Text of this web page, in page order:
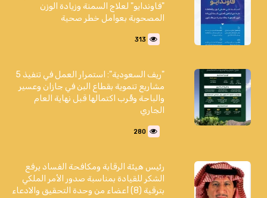
"فاوندايو" لعلاج السمنة وزيادة الوزن
المصحوبة بعوامل خطر صحية
313
"ريف السعودية": استمرار العمل في تنفيذ 5
مشاريع تنموية بقطاع البن في جازان وعسير
والباحة وقُرب اكتمالها قبل نهاية العام
الجاري
280
رئيس هيئة الرقابة ومكافحة الفساد يرفع
الشكر للقيادة بمناسبة صدور الأمر الملكي
بترقية (8) أعضاء من وحدة التحقيق والادعاء